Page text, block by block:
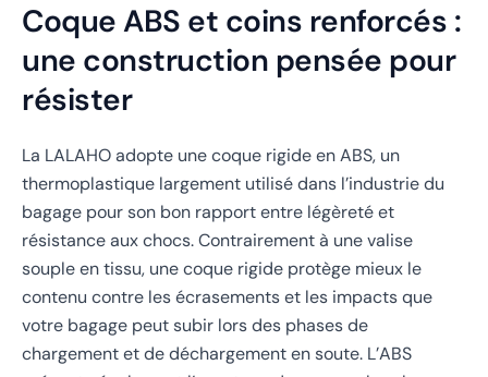
Coque ABS et coins renforcés :
une construction pensée pour
résister
La LALAHO adopte une coque rigide en ABS, un
thermoplastique largement utilisé dans l’industrie du
bagage pour son bon rapport entre légèreté et
résistance aux chocs. Contrairement à une valise
souple en tissu, une coque rigide protège mieux le
contenu contre les écrasements et les impacts que
votre bagage peut subir lors des phases de
chargement et de déchargement en soute. L’ABS